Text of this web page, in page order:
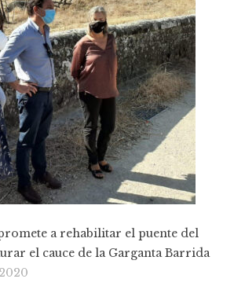
a rehabilitar el puente del
el cauce de la Garganta Barrida